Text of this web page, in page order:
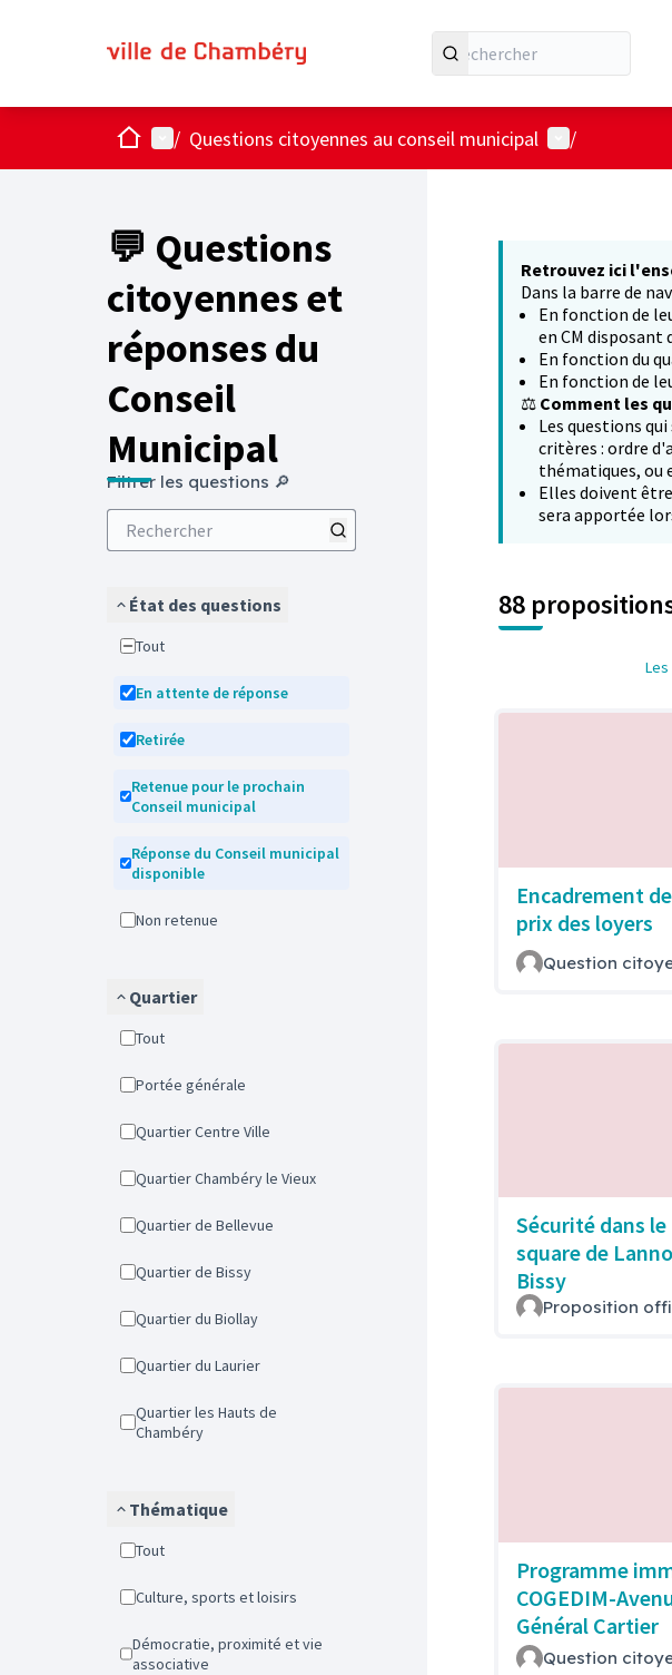
AccueilMenu principal
/ Questions citoyennes au conseil municipal Menu utilisateur
/
💬 Questions
citoyennes et
réponses du
Conseil
Municipal
Filtrer les questions 🔎
État des questions
Tout
En attente de réponse
Retirée
Retenue pour le prochain
Conseil municipal
Réponse du Conseil municipal
disponible
Non retenue
Quartier
Tout
Portée générale
Quartier Centre Ville
Quartier Chambéry le Vieux
Quartier de Bellevue
Quartier de Bissy
Quartier du Biollay
Quartier du Laurier
Quartier les Hauts de
Chambéry
Thématique
Tout
Culture, sports et loisirs
Démocratie, proximité et vie
associative
Retrouvez ici
Dans la barre de
En fonction de
en CM disposant
En fonction du
En fonction de
⚖️ Comment les
Les questions
critères : ordre
thématiques, ou
Elles doivent
sera apportée
88
Encadrement
prix des loyers
Question
Sécurité dans le
square de
Bissy
Proposition
Programme
COGEDIM-
Général Cartier
Question